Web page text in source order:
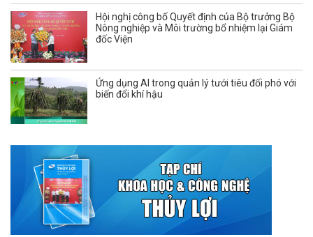
Hội nghị công bố Quyết định của Bộ trưởng Bộ
Nông nghiệp và Môi trường bổ nhiệm lại Giám
đốc Viện
Ứng dụng AI trong quản lý tưới tiêu đối phó với
biến đổi khí hậu